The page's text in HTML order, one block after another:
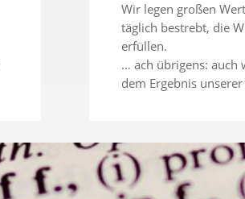
Wir legen großen
täglich bestrebt, die
erfüllen.
… ach übrigens: auch
dem Ergebnis